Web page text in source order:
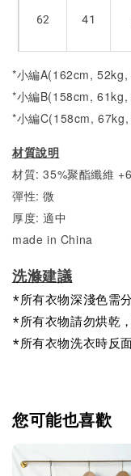
62 41
*小編A(162cm,
*小編B(158cm,
*小編C(158cm,
材質說明
材質: 35%聚酯纖維
彈性: 微
厚度: 適中
made in China
洗滌建議
*所有衣物深淺色需
*所有衣物請勿烘乾
*所有衣物洗衣時反
您可能也喜歡